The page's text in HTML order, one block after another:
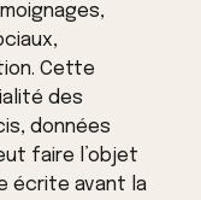
Cette
des
données
faire l’objet
écrite avant la